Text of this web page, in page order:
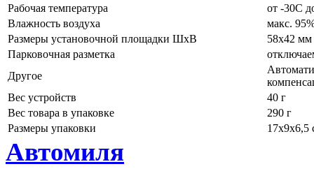
Рабочая температура
от -30C
Влажность воздуха
макс.
Размеры установочной площадки ШхВ
58х42 мм
Парковочная разметка
Другое
Вес устройств
40 г
Вес товара в упаковке
290 г
Размеры упаковки
17х9х6,5
Автомиля